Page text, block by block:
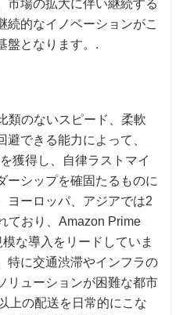
市場の拡大に伴い継続する
続的なイノベーションがこ
盤となります。.
類のないスピード、柔軟
できる能力によって、
獲得し、自律ラストマイ
ーシップを確固たるものに
ヨーロッパ、アジアでは2
ており、Amazon Prime
な導入をリードしていま
特に交通渋滞やインフラの
リューションが困難な都市
上の配送を日常的にこな